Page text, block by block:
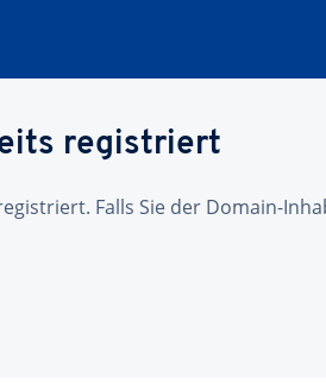
registriert
Falls Sie der Domain-